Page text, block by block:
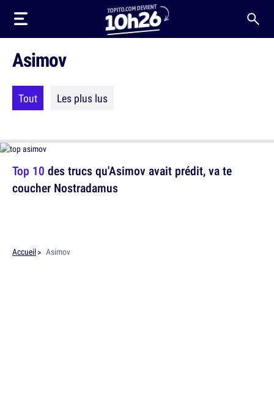
Asimov
Tout Les plus lus
Top 10 des trucs qu'Asimov avait prédit, va te
coucher Nostradamus
Accueil Asimov